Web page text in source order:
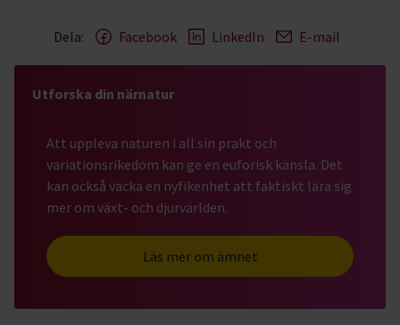
Dela: Facebook LinkedIn E-mail
Utforska din närnatur
Att uppleva naturen i all sin prakt och
variationsrikedom kan ge en euforisk känsla. Det
kan också väcka en nyfikenhet att faktiskt lära sig
mer om växt- och djurvärlden.
Läs mer om ämnet